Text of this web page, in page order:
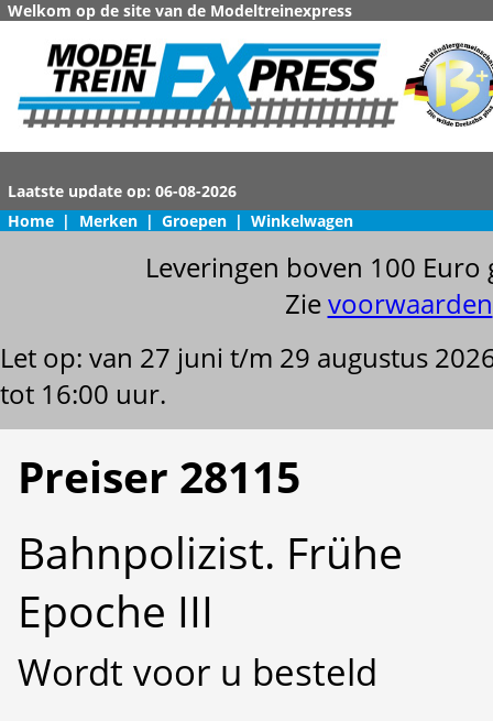
Welkom op de site van de Modeltreinexpress
Home | Merken | Groepen | Winkelwagen
Leveringen boven 100
Zievoorwaarden
Let op: van 27 juni t/m 29 augustus
tot 16:00 uur.
Preiser 28115
Bahnpolizist. Frühe
Epoche III
Wordt voor u besteld